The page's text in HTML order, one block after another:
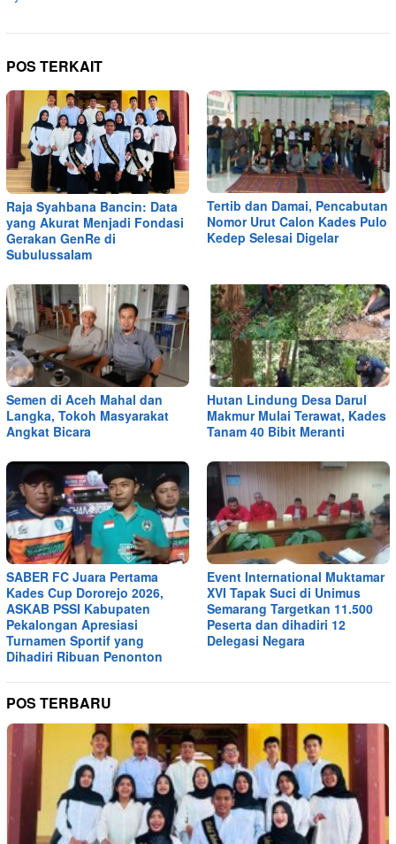
POS TERKAIT
Raja Syahbana Bancin: Data
yang Akurat Menjadi Fondasi
Gerakan GenRe di
Subulussalam
Tertib dan Damai, Pencabutan
Nomor Urut Calon Kades Pulo
Kedep Selesai Digelar
Semen di Aceh Mahal dan
Langka, Tokoh Masyarakat
Angkat Bicara
Hutan Lindung Desa Darul
Makmur Mulai Terawat, Kades
Tanam 40 Bibit Meranti
SABER FC Juara Pertama
Kades Cup Dororejo 2026,
ASKAB PSSI Kabupaten
Pekalongan Apresiasi
Turnamen Sportif yang
Dihadiri Ribuan Penonton
Event International Muktamar
XVI Tapak Suci di Unimus
Semarang Targetkan 11.500
Peserta dan dihadiri 12
Delegasi Negara
POS TERBARU